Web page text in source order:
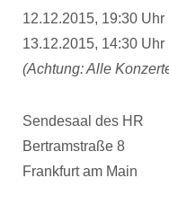
12.12.2015, 19:30 Uhr
13.12.2015, 14:30 Uhr
(Achtung: Alle
Sendesaal des HR
Bertramstraße 8
Frankfurt am Main